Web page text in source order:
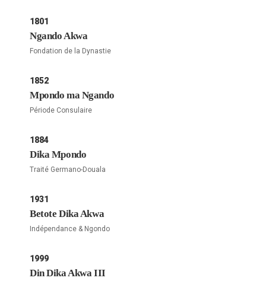
1801
Ngando Akwa
Fondation de la Dynastie
1852
Mpondo ma Ngando
Période Consulaire
1884
Dika Mpondo
Traité Germano-Douala
1931
Betote Dika Akwa
Indépendance & Ngondo
1999
Din Dika Akwa III